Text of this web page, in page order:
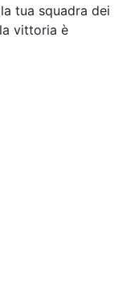
tua squadra dei
vittoria è